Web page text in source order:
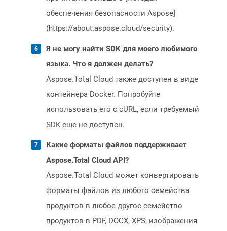
обеспечения безопасности Aspose]
(https://about.aspose.cloud/security).
Я не могу найти SDK для моего любимого
языка. Что я должен делать?
Aspose.Total Cloud также доступен в виде
контейнера Docker. Попробуйте
использовать его с cURL, если требуемый
SDK еще не доступен.
Какие форматы файлов поддерживает
Aspose.Total Cloud API?
Aspose.Total Cloud может конвертировать
форматы файлов из любого семейства
продуктов в любое другое семейство
продуктов в PDF, DOCX, XPS, изображения